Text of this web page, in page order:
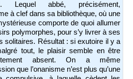
Lequel abbé, précisément,
à clef dans sa bibliothèque, où une
comporte de quoi allumer
polymorphes, pour s’y livrer à ses
solitaires. Résultat : si exutoire il y a
tout, le plaisir semble en être
absent. On a même
que l’onanisme n’est plus qu’une